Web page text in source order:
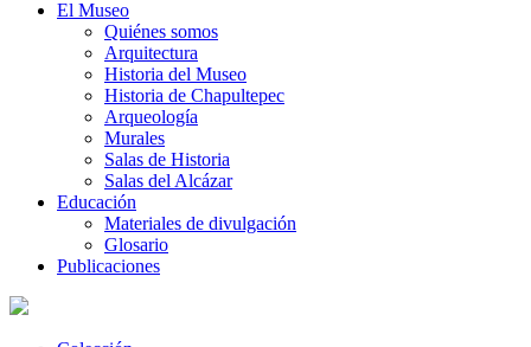
El Museo
Quiénes somos
Arquitectura
Historia del Museo
Historia de Chapultepec
Arqueología
Murales
Salas de Historia
Salas del Alcázar
Educación
Materiales de divulgación
Glosario
Publicaciones